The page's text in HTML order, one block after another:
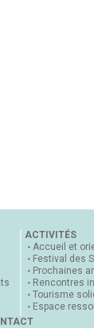
ACTIVITÉS
Accueil et
Festival des
Prochaines
Rencontres
Tourisme
Espace